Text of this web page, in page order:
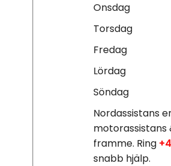
Onsdag
Torsdag
Fredag
Lördag
Söndag
Nordassistans
motorassistans
framme. Ring
snabb hjälp.